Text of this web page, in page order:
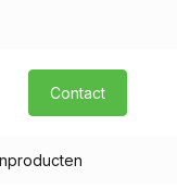
Contact